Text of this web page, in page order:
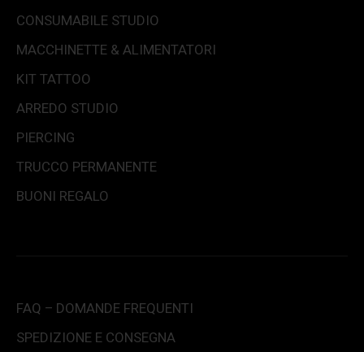
CONSUMABILE STUDIO
MACCHINETTE & ALIMENTATORI
KIT TATTOO
ARREDO STUDIO
PIERCING
TRUCCO PERMANENTE
BUONI REGALO
FAQ – DOMANDE FREQUENTI
SPEDIZIONE E CONSEGNA